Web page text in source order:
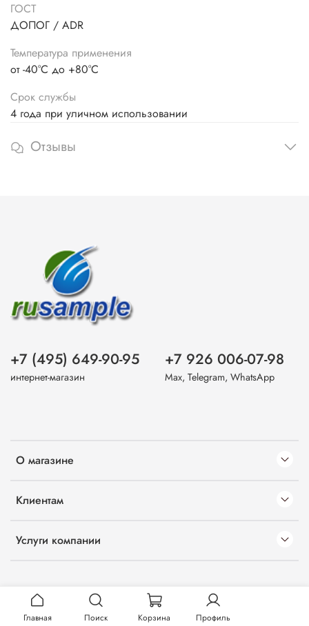
ГОСТ
ДОПОГ / ADR
Температура применения
от -40°C до +80°C
Срок службы
4 года при уличном использовании
Отзывы
О магазине
Клиентам
Услуги компании
+7 (495) 649-90-95
интернет-магазин
+7 926 006-07-98
Max, Telegram, WhatsApp
Главная Поиск Корзина Профиль